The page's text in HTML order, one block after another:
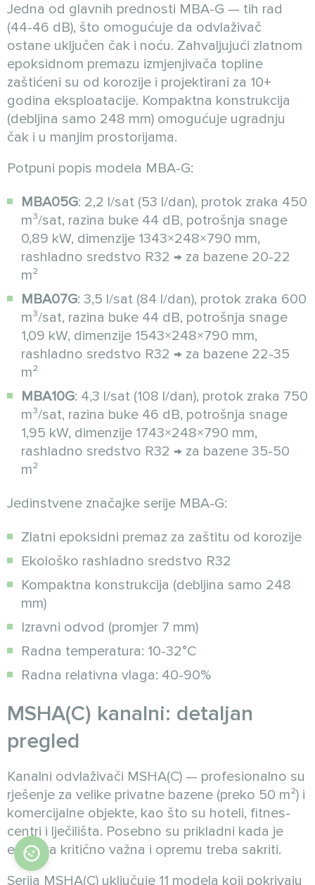
Jedna od glavnih prednosti MBA-G — tih rad
(44-46 dB), što omogućuje da odvlaživač
ostane uključen čak i noću. Zahvaljujući zlatnom
epoksidnom premazu izmjenjivača topline
zaštićeni su od korozije i projektirani za 10+
godina eksploatacije. Kompaktna konstrukcija
(debljina samo 248 mm) omogućuje ugradnju
čak i u manjim prostorijama.
Potpuni popis modela MBA-G:
MBA05G: 2,2 l/sat (53 l/dan), protok zraka 450
m³/sat, razina buke 44 dB, potrošnja snage
0,89 kW, dimenzije 1343×248×790 mm,
rashladno sredstvo R32 → za bazene 20-22
m²
MBA07G: 3,5 l/sat (84 l/dan), protok zraka 600
m³/sat, razina buke 44 dB, potrošnja snage
1,09 kW, dimenzije 1543×248×790 mm,
rashladno sredstvo R32 → za bazene 22-35
m²
MBA10G: 4,3 l/sat (108 l/dan), protok zraka 750
m³/sat, razina buke 46 dB, potrošnja snage
1,95 kW, dimenzije 1743×248×790 mm,
rashladno sredstvo R32 → za bazene 35-50
m²
Jedinstvene značajke serije MBA-G:
Zlatni epoksidni premaz za zaštitu od korozije
Ekološko rashladno sredstvo R32
Kompaktna konstrukcija (debljina samo 248
mm)
Izravni odvod (promjer 7 mm)
Radna temperatura: 10-32°C
Radna relativna vlaga: 40-90%
MSHA(C) kanalni: detaljan
pregled
Kanalni odvlaživači MSHA(C) — profesionalno su
rješenje za velike privatne bazene (preko 50 m²) i
komercijalne objekte, kao što su hoteli, fitnes-
centri i lječilišta. Posebno su prikladni kada je
estetika kritično važna i opremu treba sakriti.
Serija MSHA(C) uključuje 11 modela koji pokrivaju